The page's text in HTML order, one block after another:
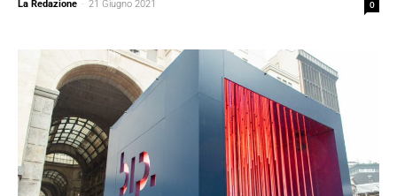
La Redazione - 21 Giugno 2021 0